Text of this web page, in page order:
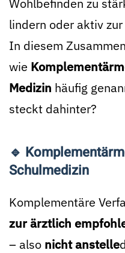
Wohlbefinden zu
lindern oder aktiv
In diesem
wie
Medizin häufig
steckt dahinter?
🔹
Schulmedizin
Komplementäre
zur ärztlich
– also nicht anstelle